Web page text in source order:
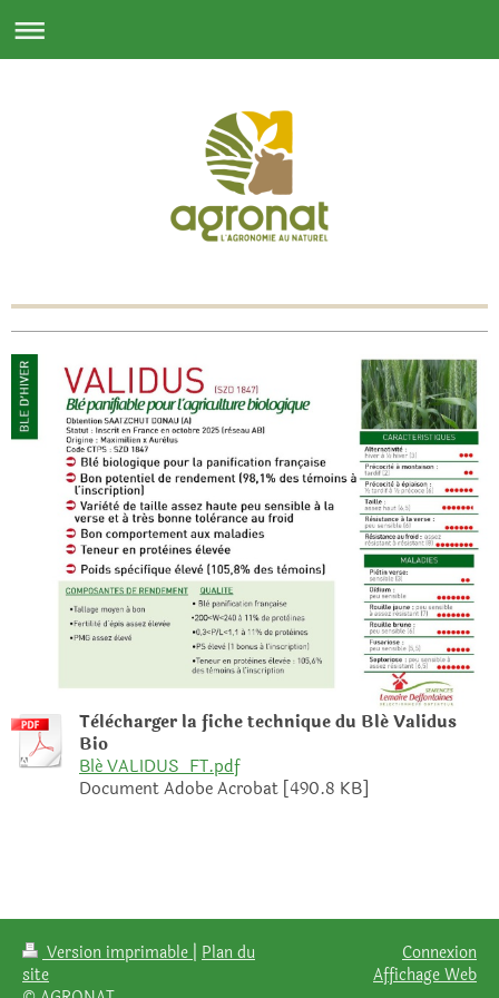
Tèlècharger la fiche technique du Blé Validus
Bio
Blé VALIDUS_FT.pdf
Document Adobe Acrobat [490.8 KB]
Version imprimable Plan du
site
Connexion
Affichage Web